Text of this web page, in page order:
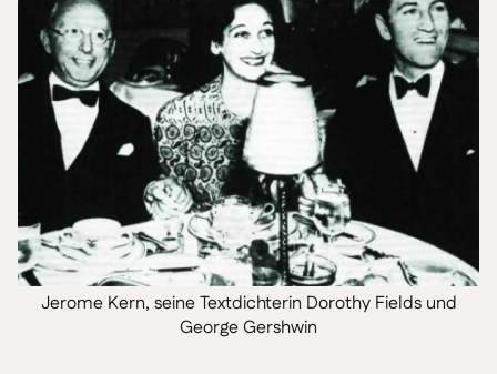
Jerome Kern, seine Textdichterin Dorothy Fields und
George Gershwin